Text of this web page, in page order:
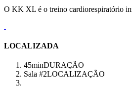
O KK XL é o treino cardiorespiratório
LOCALIZADA
45minDURAÇÃO
Sala #2LOCALIZAÇÃO